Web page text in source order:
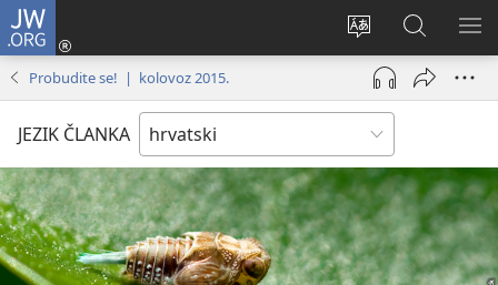
JW.ORG
Promijeni
jezik
Prijava
(otvara
prozor)
JW.ORG
|
Pretraga
Probudite se! | kolovoz 2015.
JEZIK ČLANKA